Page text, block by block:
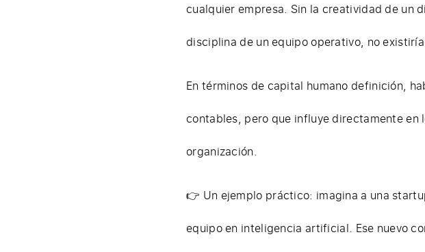
cualquier empresa. Sin la creatividad de un
disciplina de un equipo operativo, no
En términos de capital humano definición,
contables, pero que influye directamente
organización.
👉 Un ejemplo práctico: imagina a una
equipo en inteligencia artificial. Ese nuevo